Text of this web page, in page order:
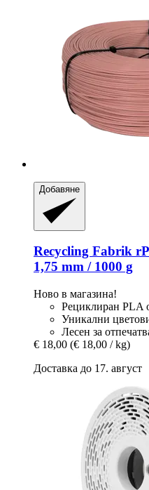
Добавяне
Recycling Fabrik
1,75 mm / 1000 g
Ново в магазина!
Рециклиран PLA
Уникални
Лесен за
€ 18,00 (€ 18,00 / kg)
Доставка до 17. август